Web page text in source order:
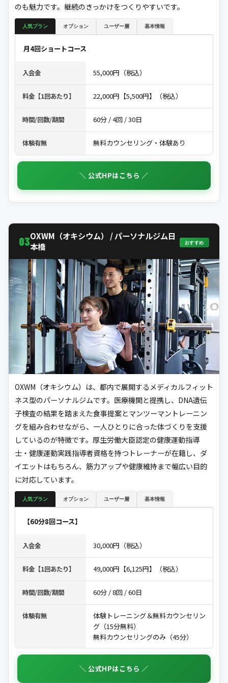
のも魅力です。継続のきっかけをつくりやすいです。
人気プラン オプション ユーザー層 基本情報
月4回ショートコース
入会金 55,000円（税込）
料金【1回あたり】 22,000円【5,500円】（税込）
時間/回数/期間 60分 / 4回 / 30日
体験有無 無料カウンセリング・体験あり
＼ 公式HPはこちら ／
03OXWM（オキシウム） / パーソナルジム日
本橋
おすすめ
OXWM（オキシウム）は、都内で展開するメディカルフィット
ネス型のパーソナルジムです。医療機関と提携し、DNA遺伝
子検査の結果を踏まえた食事提案とマンツーマントレーニン
グを組み合わせながら、一人ひとりに合った体づくりを支援
しているのが特徴です。厚生労働大臣認定の健康運動指導
士・健康運動実践指導者資格を持つトレーナーが在籍し、ダ
イエットはもちろん、筋力アップや健康維持まで幅広い目的
に対応しています。
人気プラン オプション ユーザー層 基本情報
【60分8回コース】
入会金 30,000円（税込）
料金【1回あたり】 49,000円【6,125円】（税込）
時間/回数/期間 60分 / 8回 / 60日
体験有無
体験トレーニング＆無料カウンセリン
グ（15分無料）
無料カウンセリングのみ（45分）
＼ 公式HPはこちら ／